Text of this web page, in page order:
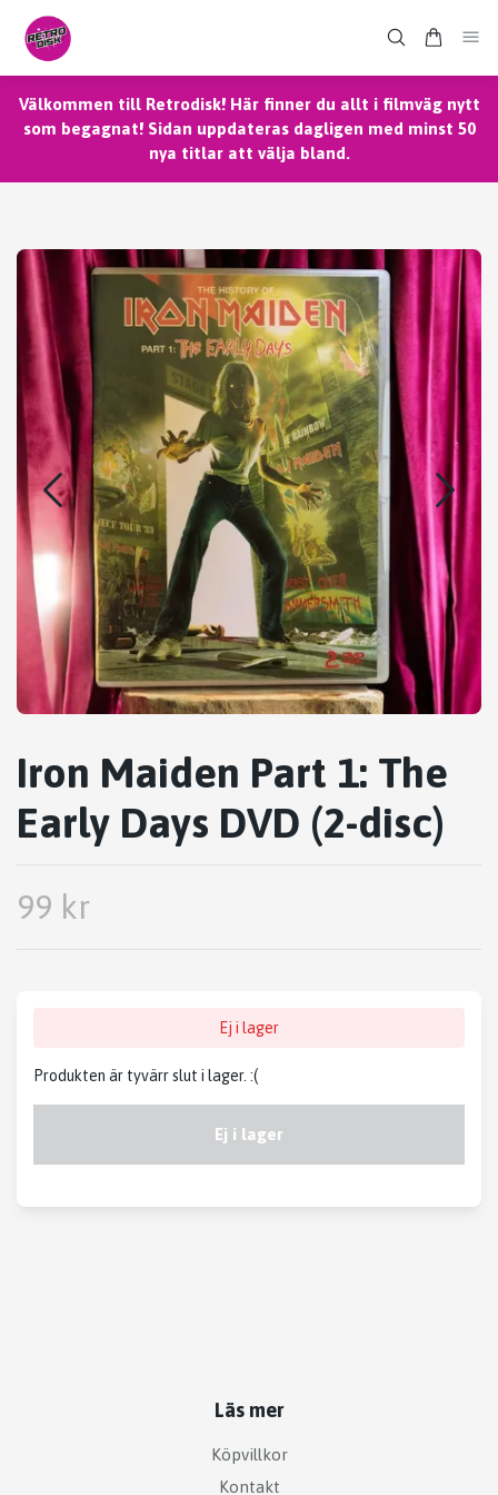
Välkommen till Retrodisk! Här finner du allt i filmväg nytt
som begagnat! Sidan uppdateras dagligen med minst 50
nya titlar att välja bland.
Iron Maiden Part 1: The
Early Days DVD (2-disc)
99 kr
Ej i lager
Produkten är tyvärr slut i lager. :(
Ej i lager
Läs mer
Köpvillkor
Kontakt